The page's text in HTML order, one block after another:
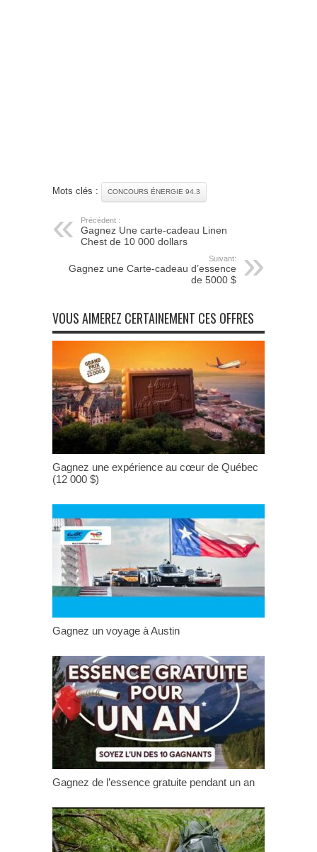
Mots clés : CONCOURS ÉNERGIE 94.3
Précédent :
Gagnez Une carte-cadeau Linen
Chest de 10 000 dollars
Suivant:
Gagnez une Carte-cadeau d’essence
de 5000 $
VOUS AIMEREZ CERTAINEMENT CES OFFRES
Gagnez une expérience au cœur de Québec
(12 000 $)
Gagnez un voyage à Austin
Gagnez de l’essence gratuite pendant un an